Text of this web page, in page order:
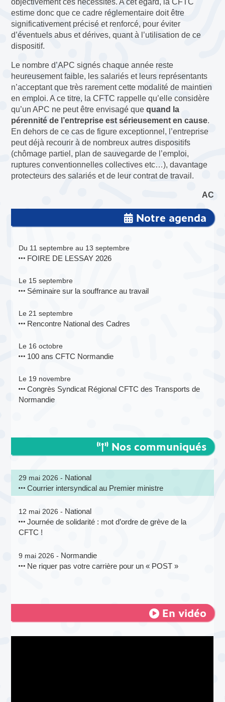
estime donc que ce cadre réglementaire doit être
significativement précisé et renforcé, pour éviter
d’éventuels abus et dérives, quant à l’utilisation de ce
dispositif.
Le nombre d’APC signés chaque année reste
heureusement faible, les salariés et leurs représentants
n’acceptant que très rarement cette modalité de maintien
en emploi. A ce titre, la CFTC rappelle qu’elle considère
qu’un APC ne peut être envisagé quequand la
pérennité de l’entreprise est sérieusement en cause.
En dehors de ce cas de figure exceptionnel, l’entreprise
peut déjà recourir à de nombreux autres dispositifs
(chômage partiel, plan de sauvegarde de l’emploi,
ruptures conventionnelles collectives etc…), davantage
protecteurs des salariés et de leur contrat de travail.
AC
Notre agenda
Du 11 septembre au 13 septembre
FOIRE DE LESSAY 2026
Le 15 septembre
Séminaire sur la souffrance au travail
Le 21 septembre
Rencontre National des Cadres
Le 16 octobre
100 ans CFTC Normandie
Le 19 novembre
Congrès Syndicat Régional CFTC des Transports de
Normandie
Nos communiqués
29 mai 2026 - National
Courrier intersyndical au Premier ministre
12 mai 2026 - National
Journée de solidarité : mot d’ordre de grève de la
CFTC !
9 mai 2026 - Normandie
Ne riquer pas votre carrière pour un « POST »
En vidéo